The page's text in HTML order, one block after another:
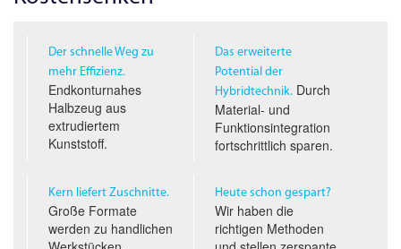
Der schnelle Weg zu
mehr Effizienz.
Endkonturnahes
Halbzeug aus
extrudiertem
Kunststoff.
Das erweiterte
Potential der
Hybridtechnik.Durch
Material- und
Funktionsintegration
fortschrittlich sparen.
Kern liefert Zuschnitte.
Große Formate
werden zu handlichen
Heute schon gespart?
Wir haben die
richtigen Methoden